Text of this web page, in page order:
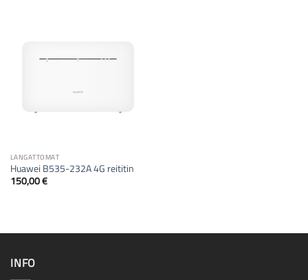
LANGATTOMAT
Huawei B535-232A 4G reititin
150,00€
INFO